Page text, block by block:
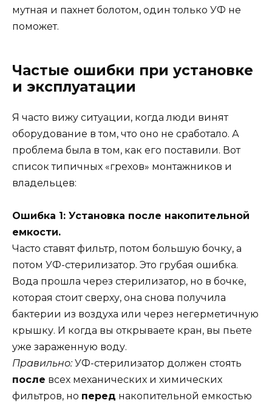
мутная и пахнет болотом, один только УФ не
поможет.
Частые ошибки при установке
и эксплуатации
Я часто вижу ситуации, когда люди винят
оборудование в том, что оно не сработало. А
проблема была в том, как его поставили. Вот
список типичных «грехов» монтажников и
владельцев:
Ошибка 1: Установка после накопительной
емкости.
Часто ставят фильтр, потом большую бочку, а
потом УФ-стерилизатор. Это грубая ошибка.
Вода прошла через стерилизатор, но в бочке,
которая стоит сверху, она снова получила
бактерии из воздуха или через негерметичную
крышку. И когда вы открываете кран, вы пьете
уже зараженную воду.
Правильно:УФ-стерилизатор должен стоять
после всех механических и химических
фильтров, но перед накопительной емкостью